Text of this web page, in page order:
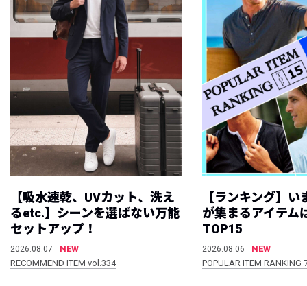
【吸水速乾、UVカット、洗え
るetc.】シーンを選ばない万能
セットアップ！
2026.08.07
NEW
RECOMMEND ITEM vol.334
【ランキング】
が集まるアイテム
TOP15
2026.08.06
NEW
POPULAR ITEM